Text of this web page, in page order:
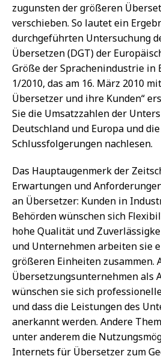
zugunsten der größeren
verschieben. So lautet ein
durchgeführten Untersuchung
Übersetzen (DGT) der
Größe der Sprachenindustrie in
1/2010, das am 16. März 2010
Übersetzer und ihre Kunden“
Sie die Umsatzzahlen der
Deutschland und Europa und
Schlussfolgerungen nachlesen.
Das Hauptaugenmerk der
Erwartungen und
an Übersetzer: Kunden in
Behörden wünschen sich
hohe Qualität und
und Unternehmen arbeiten sie
größeren Einheiten zusammen.
Übersetzungsunternehmen als
wünschen sie sich
und dass die Leistungen des
anerkannt werden. Andere
unter anderem die
Internets für Übersetzer zum